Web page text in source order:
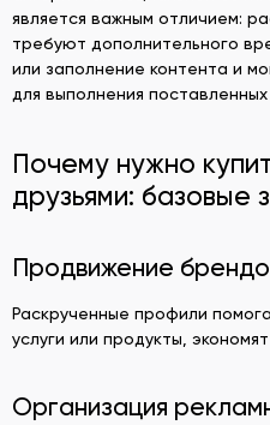
является важным отличием:
требуют дополнительного
или заполнение контента и
для выполнения
Почему нужно
друзьями: базовые
Продвижение
Раскрученные профили
услуги или продукты,
Организация